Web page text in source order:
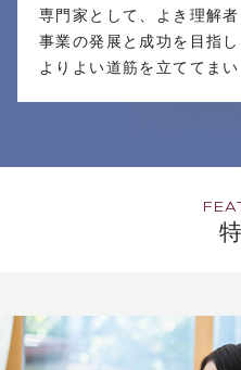
専門家として、よき理解
事業の発展と成功を目指
よりよい道筋を立ててまい